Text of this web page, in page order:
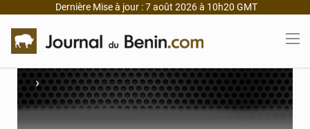
Dernière Mise à jour : 7 août 2026 à 10h20 GMT
›